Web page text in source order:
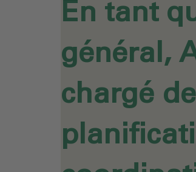
En tant
général,
chargé